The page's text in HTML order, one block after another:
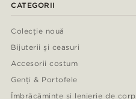
CATEGORII
Colecție nouă
Bijuterii și ceasuri
Accesorii costum
Genți & Portofele
Îmbrăcăminte și lenjerie de corp